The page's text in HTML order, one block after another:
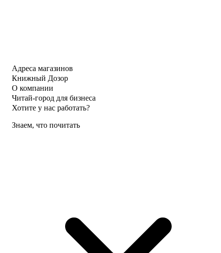
Адреса магазинов
Книжный Дозор
О компании
Читай-город для бизнеса
Хотите у нас работать?
Знаем, что почитать